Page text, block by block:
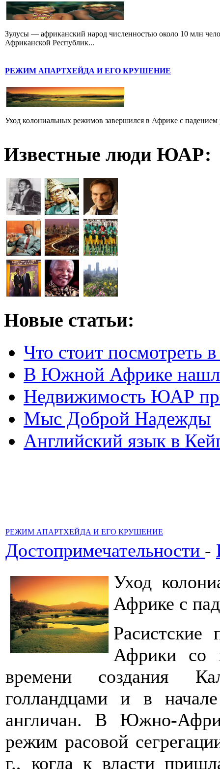
Зулусы — африканский народ численностью около 10 млн
Африканской Республик...
РЕЖИМ АПАРТХЕЙДА И ЕГО КРУШЕНИЕ
Уход колониальных режимов завершился в Африке с падением
Известные люди ЮАР:
Новые статьи:
Что стоит посмотреть
В Южной Африке
Недвижимость ЮАР
Мыс Доброй Надежды
Английский язык в
РЕЖИМ АПАРТХЕЙДА И ЕГО КРУШЕНИЕ
Достопримечательности -
Уход
Африке с
Африки со
времени создания
голландцами и в
англичан. В Южно-
режим расовой
г., когда к власти